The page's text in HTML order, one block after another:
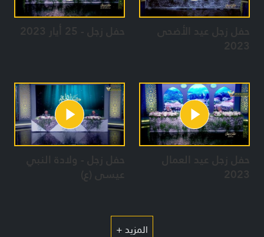
حفل زجل عيد الأضحى
2023
حفل زجل - 25 أيار 2023
حفل زجل عيد العمال
2023
حفل زجل - ولادة النبي
عيسى (ع)
المزيد +